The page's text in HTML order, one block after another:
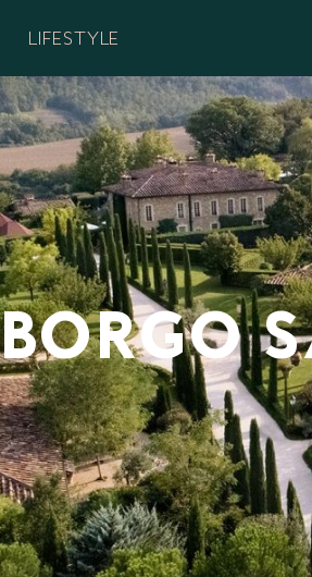
LIFESTYLE